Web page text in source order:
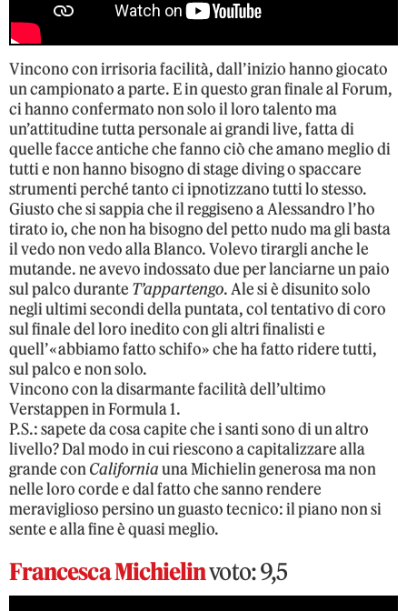
Vincono con irrisoria facilità, dall’inizio hanno giocato
un campionato a parte. E in questo gran finale al Forum,
ci hanno confermato non solo il loro talento ma
un’attitudine tutta personale ai grandi live, fatta di
quelle facce antiche che fanno ciò che amano meglio di
tutti e non hanno bisogno di stage diving o spaccare
strumenti perché tanto ci ipnotizzano tutti lo stesso.
Giusto che si sappia che il reggiseno a Alessandro l’ho
tirato io, che non ha bisogno del petto nudo ma gli basta
il vedo non vedo alla Blanco. Volevo tirargli anche le
mutande. ne avevo indossato due per lanciarne un paio
sul palco durante T’appartengo. Ale si è disunito solo
negli ultimi secondi della puntata, col tentativo di coro
sul finale del loro inedito con gli altri finalisti e
quell’«abbiamo fatto schifo» che ha fatto ridere tutti,
sul palco e non solo.
Vincono con la disarmante facilità dell’ultimo
Verstappen in Formula 1.
P.S.: sapete da cosa capite che i santi sono di un altro
livello? Dal modo in cui riescono a capitalizzare alla
grande conCaliforniauna Michielin generosa ma non
nelle loro corde e dal fatto che sanno rendere
meraviglioso persino un guasto tecnico: il piano non si
sente e alla fine è quasi meglio.
Francesca Michielinvoto: 9,5